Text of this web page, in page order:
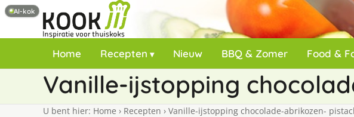
Home Recepten Nieuw BBQ & Zomer Food &
Va­nil­le-ijstop­ping
U bent hier: Home › Recepten › Va­nil­le-ijstop­ping cho­co­la­de-abri­ko­zen-
AI-kok